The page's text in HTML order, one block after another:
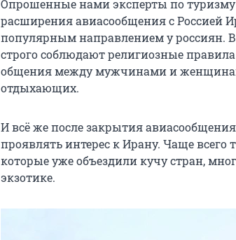
Опрошенные нами эксперты по
расширения авиасообщения с Россией
популярным направлением у россиян.
строго соблюдают религиозные
общения между мужчинами и
отдыхающих.
И всё же после закрытия
проявлять интерес к Ирану. Чаще
которые уже объездили кучу стран,
экзотике.